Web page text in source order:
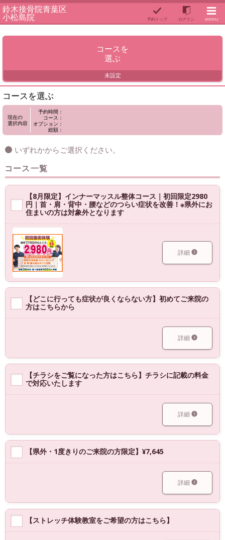
鈴木接骨院青葉区
小松島院 予約トップ ログイン MENU
コースを
選ぶ
未設定
コースを選ぶ
現在の
選択内容
予約時間：
コース：
オプション：
総額：
いずれかからご選択ください。
コース一覧
【8月限定】インナーマッスル整体コース｜初回限定2980
円｜首・肩・背中・腰などのつらい症状を改善！※県外にお
住まいの方は対象外となります
詳細
【どこに行っても症状が良くならない方】初めてご来院の
方はこちらから
詳細
【チラシをご覧になった方はこちら】チラシに記載の料金
で対応いたします
詳細
【県外・1度きりのご来院の方限定】¥7,645
詳細
【ストレッチ体験教室をご希望の方はこちら】